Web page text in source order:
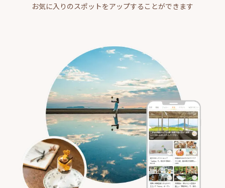
お気に入りのスポットをアップすることができます